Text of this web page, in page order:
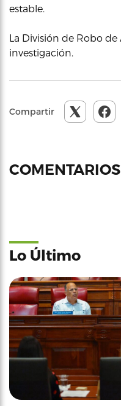
estable.
La División de Robo
investigación.
Compartir
COMENTARIOS
Lo Último